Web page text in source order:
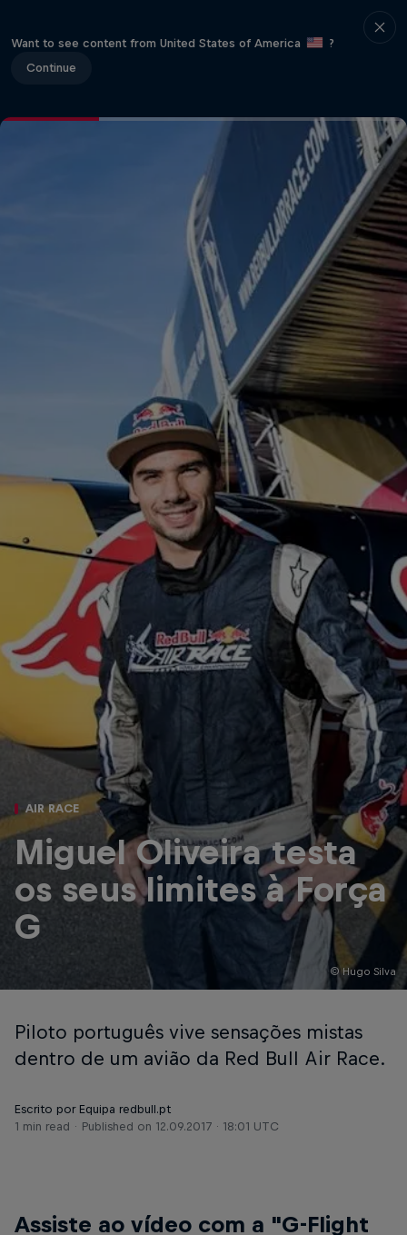
Want to see content from United States of America
?
Continue
© Hugo Silva
AIR RACE
Miguel Oliveira testa
os seus limites à Força
G
Piloto português vive sensações mistas
dentro de um avião da Red Bull Air Race.
Escrito por Equipa redbull.pt
1 min read
Published on 12.09.2017 · 18:01 UTC
Assiste ao vídeo com a "G-Flight